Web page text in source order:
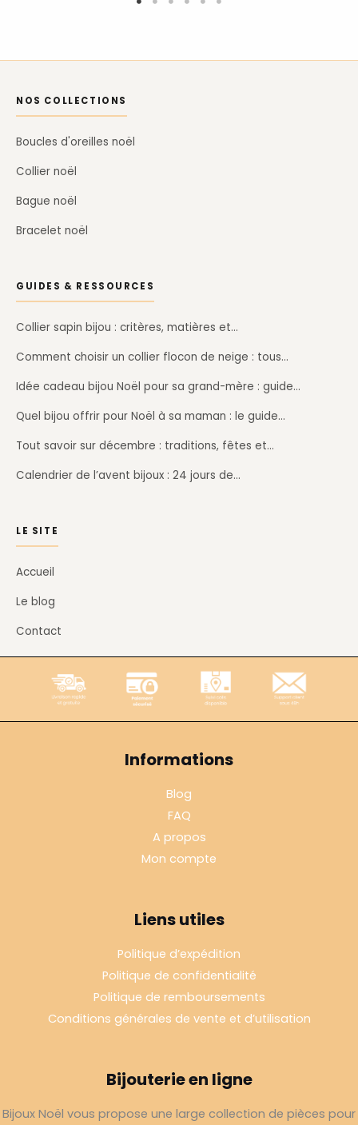
NOS COLLECTIONS
Boucles d'oreilles noël
Collier noël
Bague noël
Bracelet noël
GUIDES & RESSOURCES
Collier sapin bijou : critères, matières et…
Comment choisir un collier flocon de neige : tous…
Idée cadeau bijou Noël pour sa grand-mère : guide…
Quel bijou offrir pour Noël à sa maman : le guide…
Tout savoir sur décembre : traditions, fêtes et…
Calendrier de l’avent bijoux : 24 jours de…
LE SITE
Accueil
Le blog
Contact
Informations
Blog
FAQ
A propos
Mon compte
Liens utiles
Politique d’expédition
Politique de confidentialité
Politique de remboursements
Conditions générales de vente et d’utilisation
Bijouterie en ligne
Bijoux Noël vous propose une large collection de pièces pour